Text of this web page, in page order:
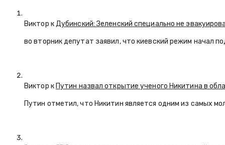
Виктор кДубинский: Зеленский специально не
во вторник депутат заявил, что киевский режим начал
Виктор к Путин назвал открытие ученого Никитина в
Путин отметил, что Никитин является одним из самых